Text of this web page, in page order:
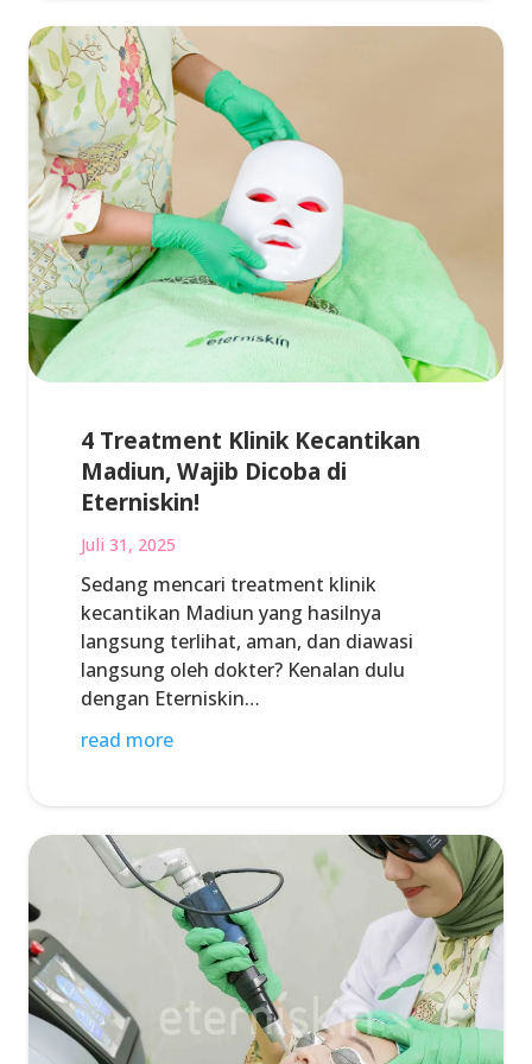
4 Treatment Klinik Kecantikan
Madiun, Wajib Dicoba di
Eterniskin!
Juli 31, 2025
Sedang mencari treatment klinik
kecantikan Madiun yang hasilnya
langsung terlihat, aman, dan diawasi
langsung oleh dokter? Kenalan dulu
dengan Eterniskin…
read more